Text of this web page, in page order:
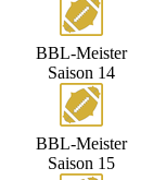
BBL-Meister
Saison 14
BBL-Meister
Saison 15